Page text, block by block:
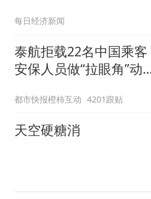
每日经济新闻
泰航拒载22名中国乘客
安保人员做“拉眼角”动
拒绝登机决定由航司作
出；亲历者：曾承诺免费
改签但没兑现
都市快报橙柿互动 4201跟贴
天空硬糖消